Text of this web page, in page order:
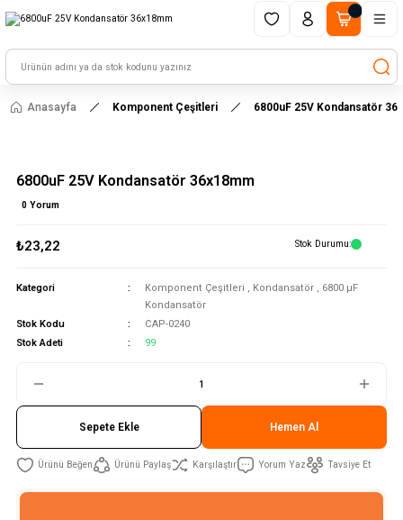
HAYAL ET - TASARLA - ÇALIŞTIR
Anasayfa Komponent Çeşitleri 6800uF 25V Kondansatör
6800uF 25V Kondansatör 36x18mm
0 Yorum
₺23,22 Stok Durumu
Kategori Komponent Çeşitleri , Kondansatör , 6800 μF
Kondansatör
Stok Kodu
CAP-0240
Stok Adeti
99
Sepete Ekle Hemen Al
Ürünü Paylaş Karşılaştır Yorum Yaz Tavsiye Et